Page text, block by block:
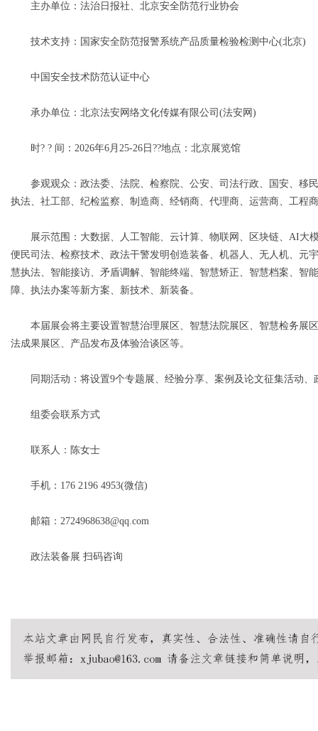
主办单位：法治日报社、北京安全防范行业协会
技术支持：国家安全防范报警系统产品质量检验检测中心(北京)
中国安全技术防范认证中心
承办单位：北京法安网络文化传媒有限公司(法安网)
时? ? 间：2026年6月25-26日??地点：北京展览馆
参观观众：政法委、法院、检察院、公安、司法行政、国安、移
执法、社工部、纪检监察、制造商、经销商、代理商、运营商、工程
展示范围：大数据、人工智能、云计算、物联网、区块链、AI大
便民司法、检察技术、政法干警发明创造装备、机器人、无人机、元
慧执法、智能接访、矛盾调解、智能终端、智慧矫正、智慧档案、智
障、执法办案等新方案、新技术、新装备。
本届展会将主要设置智慧治理展区、智慧法院展区、智慧检务展
法成果展区、产品发布及体验洽谈区等。
同期活动：将设置9个专题展、经验分享、案例及论文征集活动、
组委会联系方式
联系人：陈女士
手机：176 2196 4953(微信)
邮箱：2724968638@qq.com
政法装备展 扫码咨询